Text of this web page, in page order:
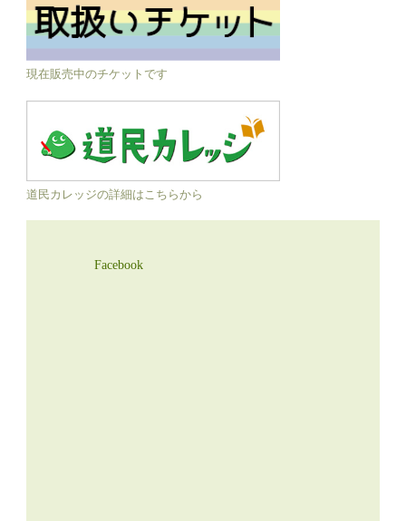
現在販売中のチケットです
道民カレッジの詳細はこちらから
Facebook